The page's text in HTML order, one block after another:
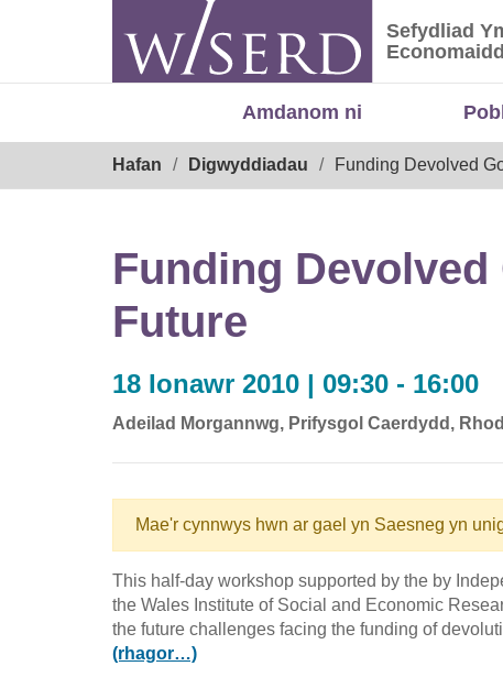
Sefydliad
Sefydliad
Amdanom ni
Hafan Digwyddiadau Funding Devolved
Funding
Future
18 Ionawr 2010 | 09:30 - 16:00
Adeilad Morgannwg, Prifysgol Caerdydd,
Mae'r cynnwys hwn ar gael yn Saesneg yn
This half-day workshop supported by the by
the Wales Institute of Social and Economic
the future challenges facing the funding of
(rhagor…)